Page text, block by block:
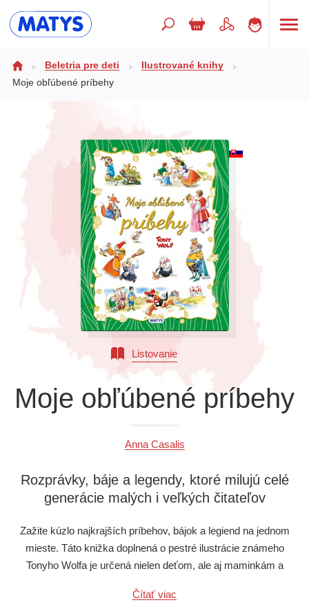
Doplnkový sortiment
Populárno - náučné pre deti
Výchova a pedagogika
Všetky kategórie
Beletria pre deti
Ilustrované knihy
Moje obľúbené príbehy
Listovanie
Moje obľúbené príbehy
Anna Casalis
Rozprávky, báje a legendy, ktoré milujú celé
generácie malých i veľkých čitateľov
Zažite kúzlo najkrajších príbehov, bájok a legiend na jednom
mieste. Táto knižka doplnená o pestré ilustrácie známeho
Tonyho Wolfa je určená nielen deťom, ale aj maminkám a
nádherných rozprávok.
Čítať viac